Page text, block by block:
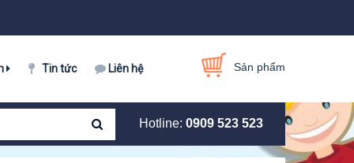
Tin tức Liên hệ Sản phẩm
Hotline: 0909 523 523